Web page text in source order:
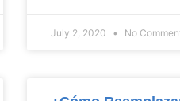
July 2, 2020 No